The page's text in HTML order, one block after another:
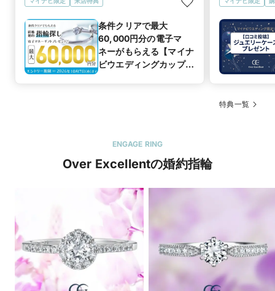
条件クリアで最大
60,000円分の電子マ
ネーがもらえる【マイナ
ビウエディングカップル
特典一覧
ENGAGE RING
Over Excellentの婚約指輪